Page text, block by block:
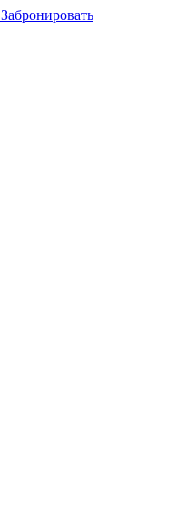
Забронировать